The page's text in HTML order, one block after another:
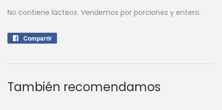
No contiene lácteos. Vendemos por porciones y entero.
Compartir
También recomendamos